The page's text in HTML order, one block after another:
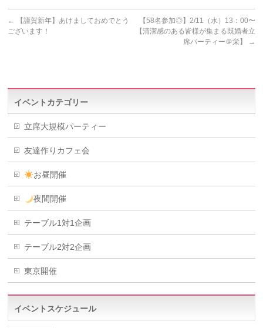
←
【謹賀新年】あけましておめでとう
ございます！
【58名参加◎】2/11（水）13：00〜
【清潔感のある皆様が集まる既婚者立
席パーティー＠栄】
→
イベントカテゴリー
立席大規模パーティー
友達作りカフェ会
お昼開催
夜間開催
テーブル1対1企画
テーブル2対2企画
東京開催
イベントスケジュール